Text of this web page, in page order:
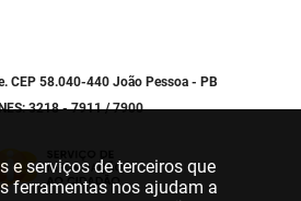
CEP 58.040-440 João Pessoa - PB
3218 - 7911 / 7900
e serviços de terceiros que
ferramentas nos ajudam a